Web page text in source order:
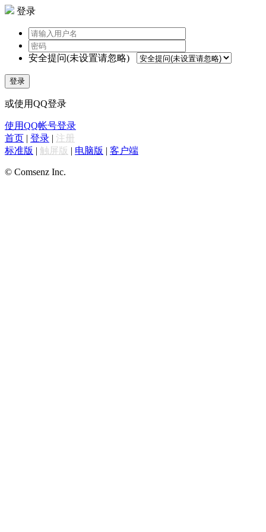
登录
安全提问(未设置请忽略)
登录
或使用QQ登录
使用QQ帐号登录
首页 | 登录 | 注册
标准版 | 触屏版 | 电脑版 | 客户端
© Comsenz Inc.